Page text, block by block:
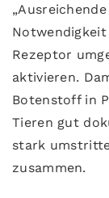
Rezeptor
aktivieren.
Botenstoff in
Tieren gut
stark
zusammen.